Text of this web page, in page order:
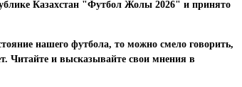
Казахстан "Футбол Жолы 2026" и принято
нашего футбола, то можно смело говорить,
Читайте и высказывайте свои мнения в